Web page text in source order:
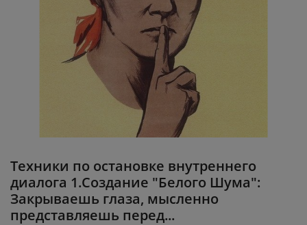
Статьи, обзоры
Техники по остановке внутреннего
диалога 1.Создание "Белого Шума":
Закрываешь глаза, мысленно
представляешь перед...